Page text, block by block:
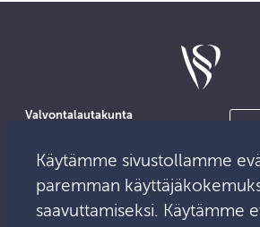
Valvontalautakunta
Käyntiosoite:
Käytämme sivustollamme
paremman
saavuttamiseksi. Käytämme